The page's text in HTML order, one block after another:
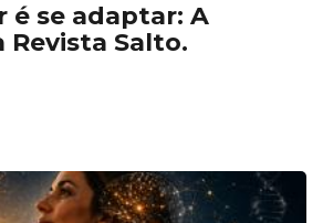
é se adaptar: A
Salto.